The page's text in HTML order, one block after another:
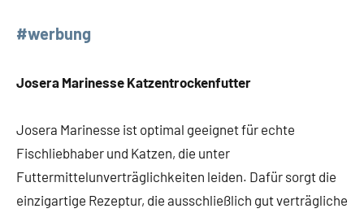
#werbung
Josera Marinesse Katzentrockenfutter
Josera Marinesse ist optimal geeignet für echte
Fischliebhaber und Katzen, die unter
Futtermittelunverträglichkeiten leiden. Dafür sorgt die
einzigartige Rezeptur, die ausschließlich gut verträgliche